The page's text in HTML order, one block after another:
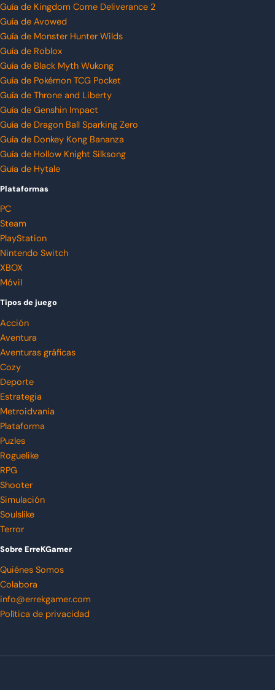
Guía de Kingdom Come Deliverance 2
Guía de Avowed
Guía de Monster Hunter Wilds
Guía de Roblox
Guía de Black Myth Wukong
Guía de Pokémon TCG Pocket
Guía de Throne and Liberty
Guía de Genshin Impact
Guía de Dragon Ball Sparking Zero
Guía de Donkey Kong Bananza
Guía de Hollow Knight Silksong
Guía de Hytale
Plataformas
PC
Steam
PlayStation
Nintendo Switch
XBOX
Móvil
Tipos de juego
Acción
Aventura
Aventuras gráficas
Cozy
Deporte
Estrategia
Metroidvania
Plataforma
Puzles
Roguelike
RPG
Shooter
Simulación
Soulslike
Terror
Sobre ErreKGamer
Quiénes Somos
Colabora
info@errekgamer.com
Política de privacidad